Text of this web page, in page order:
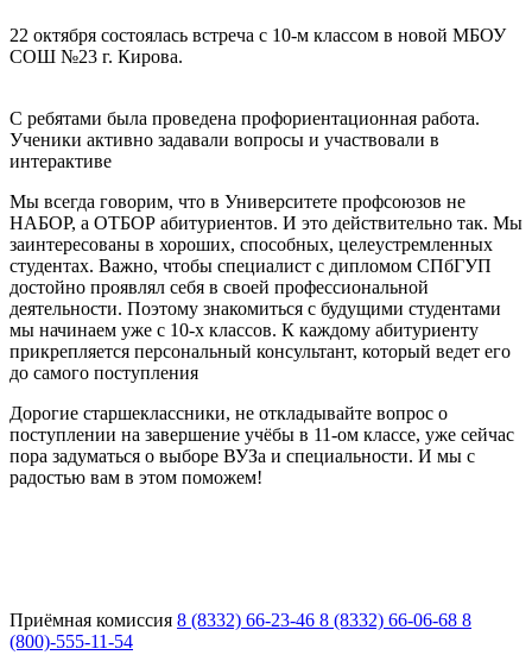
22 октября состоялась встреча с 10-м классом в новой МБОУ
СОШ №23 г. Кирова.
С ребятами была проведена профориентационная работа.
Ученики активно задавали вопросы и участвовали в
интерактиве
Мы всегда говорим, что в Университете профсоюзов не
НАБОР, а ОТБОР абитуриентов. И это действительно так. Мы
заинтересованы в хороших, способных, целеустремленных
студентах. Важно, чтобы специалист с дипломом СПбГУП
достойно проявлял себя в своей профессиональной
деятельности. Поэтому знакомиться с будущими студентами
мы начинаем уже с 10-х классов. К каждому абитуриенту
прикрепляется персональный консультант, который ведет его
до самого поступления
Дорогие старшеклассники, не откладывайте вопрос о
поступлении на завершение учёбы в 11-ом классе, уже сейчас
пора задуматься о выборе ВУЗа и специальности. И мы с
радостью вам в этом поможем!
Приёмная комиссия 8 (8332) 66-23-46 8 (8332) 66-06-68 8
(800)-555-11-54